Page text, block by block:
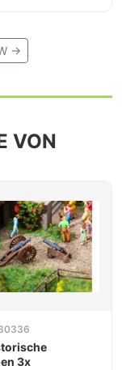
→
VON
3x